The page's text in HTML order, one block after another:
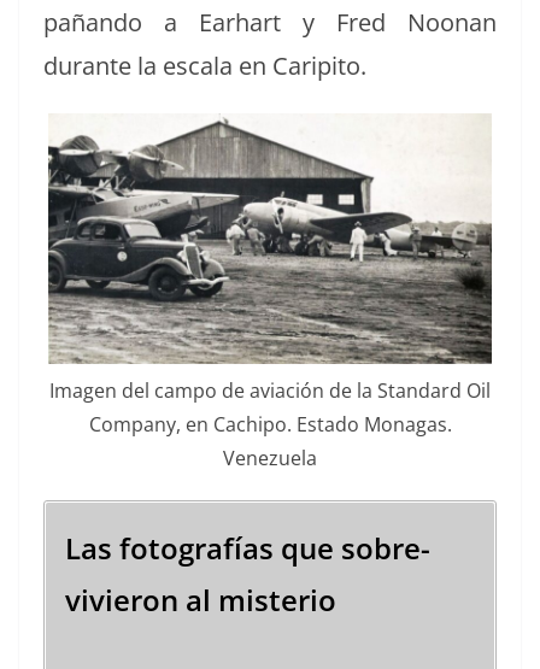
pañan­do a Earhart y Fred Noo­nan
durante la escala en Caripito.
Ima­gen del cam­po de aviación de la Stan­dard Oil
Com­pa­ny, en Cachipo. Esta­do Mon­a­gas.
Venezuela
Las fotografías que sobre­
vivieron al mis­te­rio